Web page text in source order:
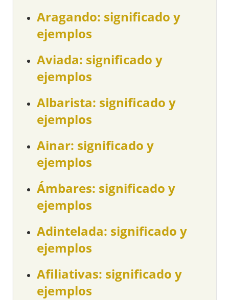
Aragando: significado y
ejemplos
Aviada: significado y
ejemplos
Albarista: significado y
ejemplos
Ainar: significado y
ejemplos
Ámbares: significado y
ejemplos
Adintelada: significado y
ejemplos
Afiliativas: significado y
ejemplos